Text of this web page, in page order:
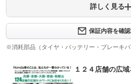
保証項目
最初の１年間は無制限、延
証期間中の修理費用累計が
８０％までとなります。詳
車両本体価格
詳しく見る
保証内容を確
※消耗部品（タイヤ・バッテリー・ブレーキパ
１２４店舗の広